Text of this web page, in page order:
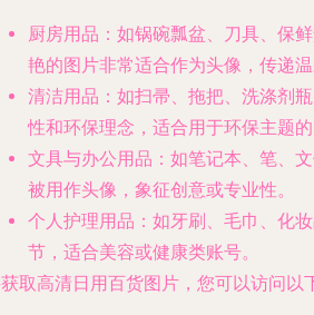
厨房用品 ：如锅碗瓢盆、刀具、保
艳的图片非常适合作为头像，传递温
清洁用品 ：如扫帚、拖把、洗涤剂
性和环保理念，适合用于环保主题的
文具与办公用品 ：如笔记本、笔、
被用作头像，象征创意或专业性。
个人护理用品 ：如牙刷、毛巾、化
节，适合美容或健康类账号。
取高清日用百货图片，您可以访问以